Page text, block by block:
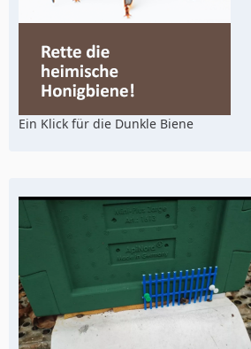
Ein Klick für die Dunkle Biene